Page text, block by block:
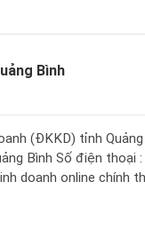
Bình
(ĐKKD) tỉnh
Bình Số điện thoại :
doanh online chính